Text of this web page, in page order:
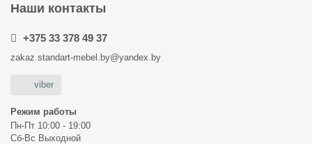
Наши контакты
+375 33 378 49 37
zakaz.standart-mebel.by@yandex.by
viber
Режим работы
Пн-Пт 10:00 - 19:00
Сб-Вс Выходной